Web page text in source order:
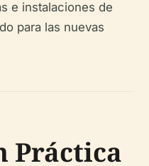
e instalaciones de
para las nuevas
Práctica